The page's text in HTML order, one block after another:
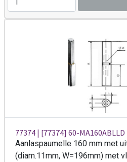
77374 | [77374] 60-MA160ABLLD
Aanlaspaumelle 160 mm met
(diam.11mm, W=196mm) met